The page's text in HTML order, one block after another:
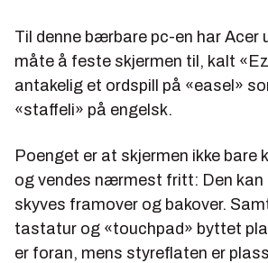
Til denne bærbare pc-en har Acer
måte å feste skjermen til, kalt
antakelig et ordspill på «easel»
«staffeli» på engelsk.
Poenget er at skjermen ikke bare
og vendes nærmest fritt: Den kan
skyves framover og bakover.
tastatur og «touchpad» byttet
er foran, mens styreflaten er